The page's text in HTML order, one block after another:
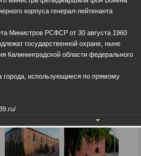
корпуса генерал-лейтенанта
Министров РСФСР от 30 августа 1960
государственной охране, ныне
Калининградской области федерального
города, использующиеся по прямому